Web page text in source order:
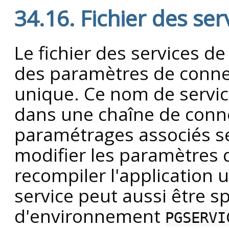
34.16. Fichier des
Le fichier des services
des paramètres de
unique. Ce nom de
dans une chaîne de
paramétrages associés
modifier les paramètres
recompiler l'application
service peut aussi être
d'environnement